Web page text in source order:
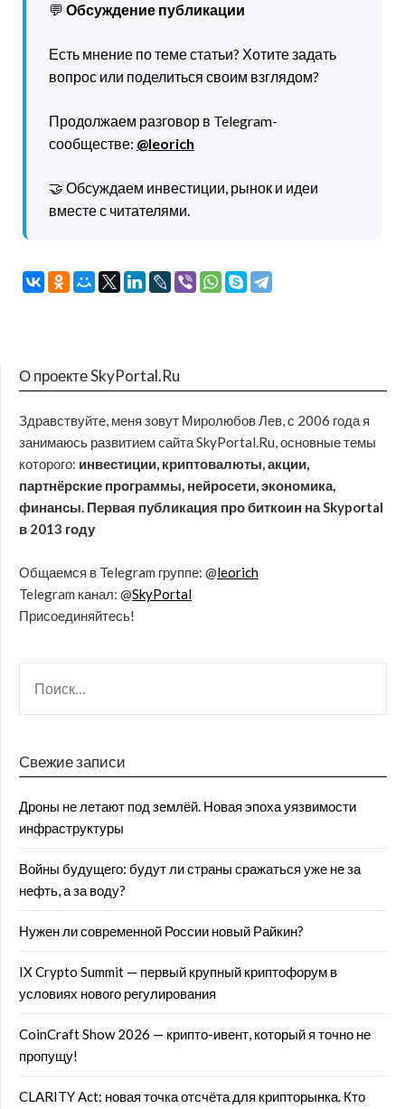
💬 Обсуждение публикации
Есть мнение по теме статьи? Хотите задать
вопрос или поделиться своим взглядом?
Продолжаем разговор в Telegram-
сообществе: @leorich
🤝 Обсуждаем инвестиции, рынок и идеи
вместе с читателями.
О проекте SkyPortal.Ru
Здравствуйте, меня зовут Миролюбов Лев, с 2006 года я
занимаюсь развитием сайта SkyPortal.Ru, основные темы
которого: инвестиции, криптовалюты, акции,
партнёрские программы, нейросети, экономика,
финансы. Первая публикация про биткоин на Skyportal
в 2013 году
Общаемся в Telegram группе: @leorich
Telegram канал: @SkyPortal
Присоединяйтесь!
Свежие записи
Дроны не летают под землёй. Новая эпоха уязвимости
инфраструктуры
Войны будущего: будут ли страны сражаться уже не за
нефть, а за воду?
Нужен ли современной России новый Райкин?
IX Crypto Summit — первый крупный криптофорум в
условиях нового регулирования
CoinCraft Show 2026 — крипто-ивент, который я точно не
пропущу!
CLARITY Act: новая точка отсчёта для крипторынка. Кто